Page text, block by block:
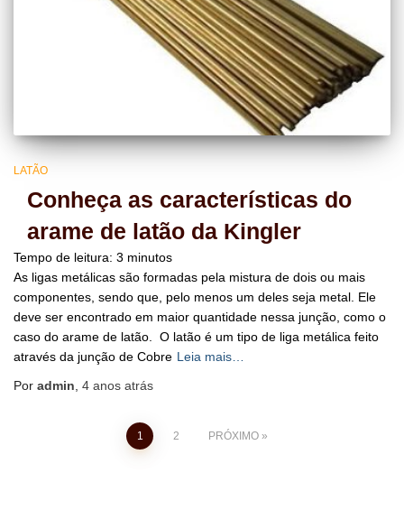
LATÃO
Conheça as características do
arame de latão da Kingler
Tempo de leitura: 3 minutos
As ligas metálicas são formadas pela mistura de dois ou mais
componentes, sendo que, pelo menos um deles seja metal. Ele
deve ser encontrado em maior quantidade nessa junção, como o
caso do arame de latão. O latão é um tipo de liga metálica feito
através da junção de Cobre Leia mais…
Por admin 4 anos atrás
Navegação por posts
1 2 PRÓXIMO